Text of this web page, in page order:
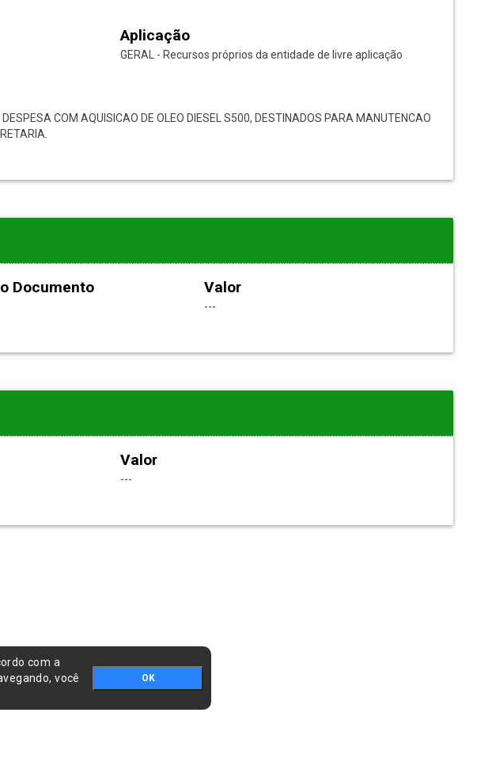
Aplicação
GERAL - Recursos próprios da entidade de livre aplicação
COM AQUISICAO DE OLEO DIESEL S500, DESTINADOS PARA MANUTENCAO
Documento Valor
---
Valor
---
com a
você
OK